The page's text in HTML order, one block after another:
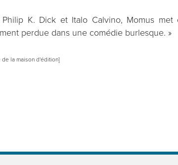
Philip K. Dick et Italo Calvino, Momus
perdue dans une comédie burlesque. »
de la maison d'édition]